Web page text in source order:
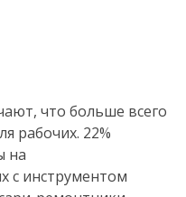
что больше всего
рабочих. 22%
на
с инструментом